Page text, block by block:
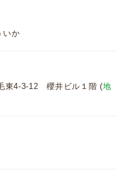
いか
東4-3-12 櫻井ビル１階 (地